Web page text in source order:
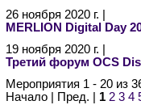
26 ноября 2020 г. |
MERLION Digital Day
19 ноября 2020 г. |
Третий форум OCS
Мероприятия 1 - 20 из
Начало | Пред. | 1 2 3 4